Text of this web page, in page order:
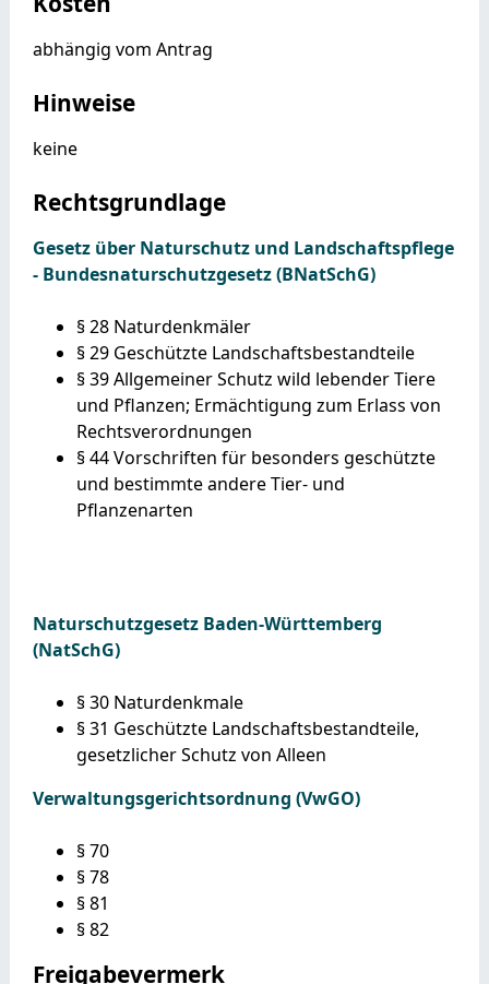
abhängig vom Antrag
Hinweise
keine
Rechtsgrundlage
Gesetz über Naturschutz und Landschaftspflege
- Bundesnaturschutzgesetz (BNatSchG)
§ 28 Naturdenkmäler
§ 29 Geschützte Landschaftsbestandteile
§ 39 Allgemeiner Schutz wild lebender Tiere
und Pflanzen; Ermächtigung zum Erlass von
Rechtsverordnungen
§ 44 Vorschriften für besonders geschützte
und bestimmte andere Tier- und
Pflanzenarten
Naturschutzgesetz Baden-Württemberg
(NatSchG)
§ 30 Naturdenkmale
§ 31 Geschützte Landschaftsbestandteile,
gesetzlicher Schutz von Alleen
Verwaltungsgerichtsordnung (VwGO)
§ 70
§ 78
§ 81
§ 82
Freigabevermerk